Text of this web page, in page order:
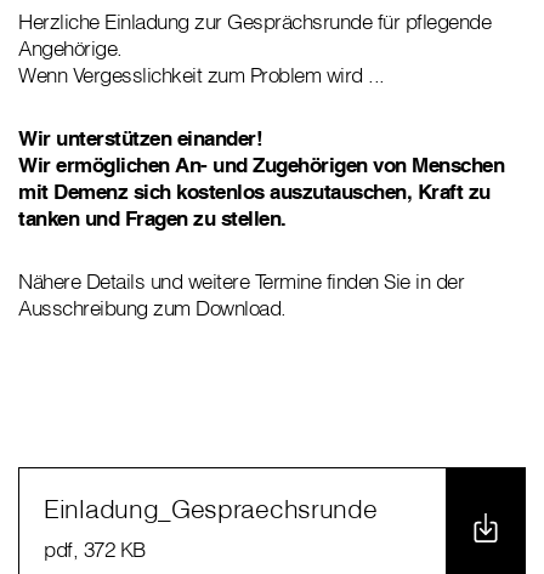
Herzliche Einladung zur Gesprächsrunde für pflegende
Angehörige.
Wenn Vergesslichkeit zum Problem wird ...
Wir unterstützen einander!
Wir ermöglichen An- und Zugehörigen von Menschen
mit Demenz sich kostenlos auszutauschen, Kraft zu
tanken und Fragen zu stellen.
Nähere Details und weitere Termine finden Sie in der
Ausschreibung zum Download.
Einladung_Gespraechsrunde
pdf, 372 KB